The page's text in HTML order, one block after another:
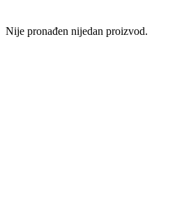
Nije pronađen nijedan proizvod.